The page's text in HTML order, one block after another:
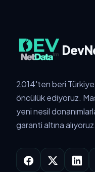
2014'ten beri
öncülük ediyoruz.
yeni nesil
garanti altına alıyoruz.